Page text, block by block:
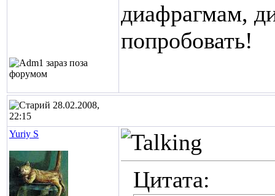
диафрагмам,
попробовать!
28.02.2008,
22:15
Yuriy S
Цитата: